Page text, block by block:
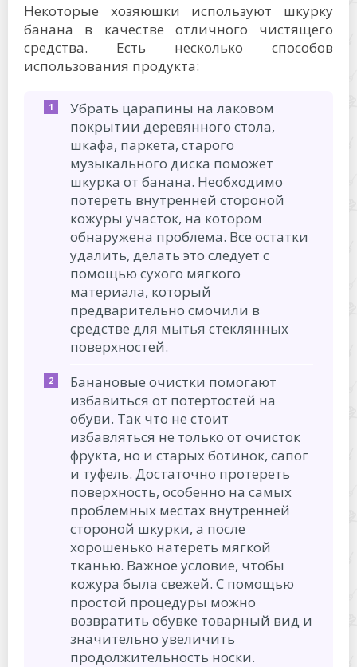
Некоторые хозяюшки используют шкурку
банана в качестве отличного чистящего
средства. Есть несколько способов
использования продукта:
Убрать царапины на лаковом
покрытии деревянного стола,
шкафа, паркета, старого
музыкального диска поможет
шкурка от банана. Необходимо
потереть внутренней стороной
кожуры участок, на котором
обнаружена проблема. Все остатки
удалить, делать это следует с
помощью сухого мягкого
материала, который
предварительно смочили в
средстве для мытья стеклянных
поверхностей.
Банановые очистки помогают
избавиться от потертостей на
обуви. Так что не стоит
избавляться не только от очисток
фрукта, но и старых ботинок, сапог
и туфель. Достаточно протереть
поверхность, особенно на самых
проблемных местах внутренней
стороной шкурки, а после
хорошенько натереть мягкой
тканью. Важное условие, чтобы
кожура была свежей. С помощью
простой процедуры можно
возвратить обувке товарный вид и
значительно увеличить
продолжительность носки.